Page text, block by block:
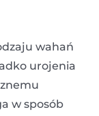
wahań
urojenia
w sposób